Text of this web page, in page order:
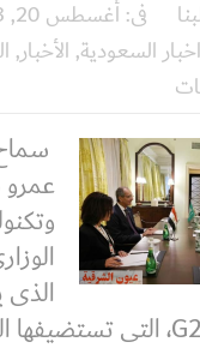
فى:أغسطس 20, 2023
اخبار السعودية, الأخبار,
عمرو